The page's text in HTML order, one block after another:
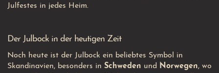
Julfestes in jedes Heim.
Der Julbock in der heutigen Zeit
Noch heute ist der Julbock ein beliebtes Symbol in
Skandinavien, besonders in Schweden und Norwegen, wo